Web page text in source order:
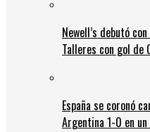
Newell’s debutó
Talleres con gol de
España se coronó
Argentina 1-0 en